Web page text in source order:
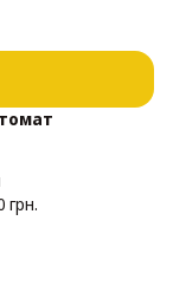
грн.